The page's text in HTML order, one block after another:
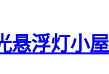
悬浮灯小屋